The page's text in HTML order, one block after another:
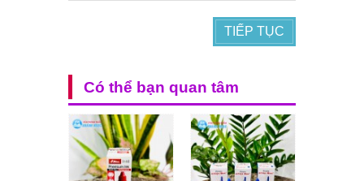
TIẾP TỤC
Có thể bạn quan tâm